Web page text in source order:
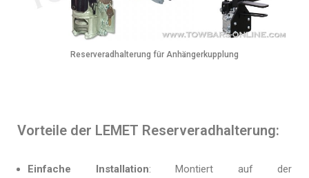
Reserveradhalterung für Anhängerkupplung
Vorteile der LEMET Reserveradhalterung:
Einfache Installation: Montiert auf der